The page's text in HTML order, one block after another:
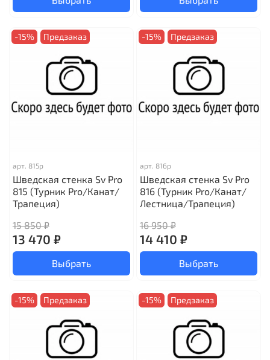
-15% Предзаказ
арт. 815р
Шведская стенка Sv Pro
815 (Турник Pro/Канат/
Трапеция)
15 850 ₽
13 470 ₽
Выбрать
-15% Предзаказ
арт. 816р
Шведская стенка Sv Pro
816 (Турник Pro/Канат/
Лестница/Трапеция)
16 950 ₽
14 410 ₽
Выбрать
-15% Предзаказ -15% Предзаказ